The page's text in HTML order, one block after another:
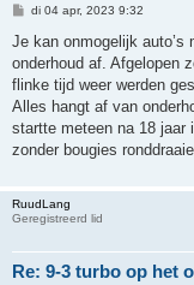
B
r
c
h
di 04 apr, 2023 9:32
Je kan onmogelijk auto’s
onderhoud af. Afgelopen
flinke tijd weer werden
Alles hangt af van
startte meteen na 18 jaar
zonder bougies
RuudLang
Geregistreerd lid
Re: 9-3 turbo op het